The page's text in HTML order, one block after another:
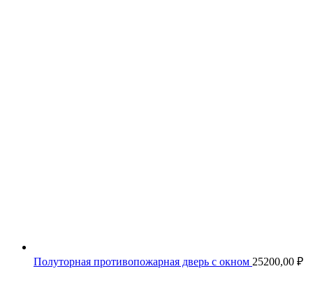
Полуторная противопожарная дверь с окном 25200,00 ₽